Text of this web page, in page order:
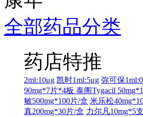
全部药品分类
药店特推
2ml:10μg 凯时1ml:5μg 弥可保
90mg*7片*4板 泰阁Tygacil
敏500mg*100片/盒 米乐松
真200mg*30片/盒 力尔凡10mg*5支